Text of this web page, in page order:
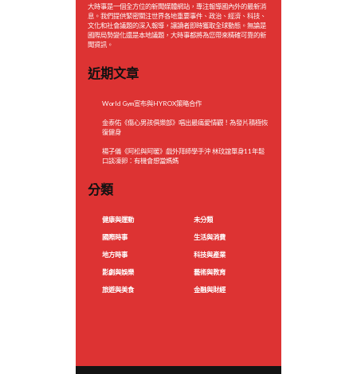
大時事是一個全方位的新聞媒體網站，專注報導國內外的最新消
息。我們提供緊密關注世界各地重要事件、政治、經濟、科技、
文化和社會議題的深入報導，讓讀者即時獲取全球動態。無論是
國際局勢變化還是本地議題，大時事都將為您帶來精確可靠的新
聞資訊。
近期文章
World Gym宣布與HYROX策略合作
金泰佑《傷心男孩俱樂部》唱出最痛愛情觀！為發片積極恢
復健身
楊子儀《阿松與阿暖》戲外拜師學手沖 林玟誼單身11年鬆
口談凍卵：有機會想當媽媽
分類
健康與運動
國際時事
地方時事
影劇與娛樂
旅遊與美食
未分類
生活與消費
科技與產業
藝術與教育
金融與財經